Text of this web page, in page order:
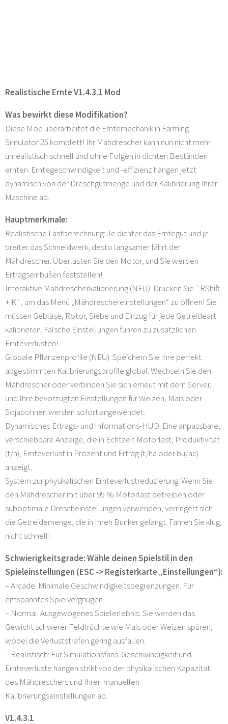
Realistische Ernte V1.4.3.1 Mod
Was bewirkt diese Modifikation?
Diese Mod überarbeitet die Erntemechanik in Farming
Simulator 25 komplett! Ihr Mähdrescher kann nun nicht mehr
unrealistisch schnell und ohne Folgen in dichten Beständen
ernten. Erntegeschwindigkeit und -effizienz hängen jetzt
dynamisch von der Dreschgutmenge und der Kalibrierung Ihrer
Maschine ab.
Hauptmerkmale:
Realistische Lastberechnung: Je dichter das Erntegut und je
breiter das Schneidwerk, desto langsamer fährt der
Mähdrescher. Überlasten Sie den Motor, und Sie werden
Ertragseinbußen feststellen!
Interaktive Mähdrescherkalibrierung (NEU): Drücken Sie `RShift
+ K`, um das Menü „Mähdreschereinstellungen“ zu öffnen! Sie
müssen Gebläse, Rotor, Siebe und Einzug für jede Getreideart
kalibrieren. Falsche Einstellungen führen zu zusätzlichen
Ernteverlusten!
Globale Pflanzenprofile (NEU): Speichern Sie Ihre perfekt
abgestimmten Kalibrierungsprofile global. Wechseln Sie den
Mähdrescher oder verbinden Sie sich erneut mit dem Server,
und Ihre bevorzugten Einstellungen für Weizen, Mais oder
Sojabohnen werden sofort angewendet.
Dynamisches Ertrags- und Informations-HUD: Eine anpassbare,
verschiebbare Anzeige, die in Echtzeit Motorlast, Produktivität
(t/h), Ernteverlust in Prozent und Ertrag (t/ha oder bu/ac)
anzeigt.
System zur physikalischen Ernteverlustreduzierung: Wenn Sie
den Mähdrescher mit über 95 % Motorlast betreiben oder
suboptimale Drescheinstellungen verwenden, verringert sich
die Getreidemenge, die in Ihren Bunker gelangt. Fahren Sie klug,
nicht schnell!
Schwierigkeitsgrade: Wähle deinen Spielstil in den
Spieleinstellungen (ESC -> Registerkarte „Einstellungen“):
– Arcade: Minimale Geschwindigkeitsbegrenzungen. Für
entspanntes Spielvergnügen.
– Normal: Ausgewogenes Spielerlebnis. Sie werden das
Gewicht schwerer Feldfrüchte wie Mais oder Weizen spüren,
wobei die Verluststrafen gering ausfallen.
– Realistisch: Für Simulationsfans. Geschwindigkeit und
Ernteverluste hängen strikt von der physikalischen Kapazität
des Mähdreschers und Ihren manuellen
Kalibrierungseinstellungen ab.
V1.4.3.1